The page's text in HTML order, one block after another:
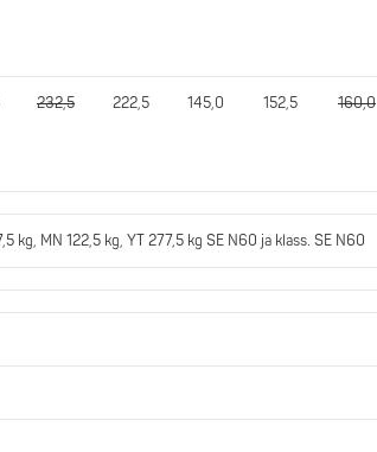
232,5 222,5 145,0 152,5 160,0
kg, MN 122,5 kg, YT 277,5 kg SE N60 ja klass. SE N60